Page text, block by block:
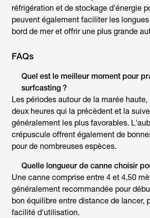
réfrigération et de stockage d'énergie
peuvent également faciliter les
bord de mer et offrir une plus grande
FAQs
Quel est le meilleur moment pour
surfcasting ?
Les périodes autour de la marée
deux heures qui la précèdent et la
généralement les plus favorables.
crépuscule offrent également de
pour de nombreuses espèces.
Quelle longueur de canne choisir
Une canne comprise entre 4 et 4,50
généralement recommandée pour
bon équilibre entre distance de lancer,
facilité d'utilisation.